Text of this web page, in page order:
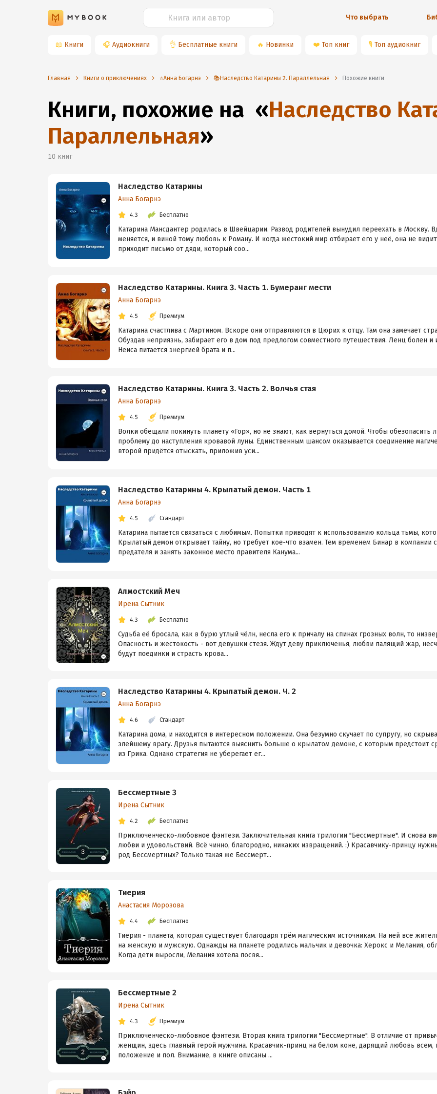
Что выбрать
📖 Книги 🎧 Аудиокниги 👌 Бесплатные книги 🔥 Новинки ❤️ Топ книг 🎙 Топ аудиокниг
Главная Книги о приключениях ⭐️Анна Богарнэ 📚Наследство Катарины 2. Параллельная Похожие книги
Книги, похожие на «Наследство
Параллельная»
10 книг
Наследство Катарины
Анна Богарнэ
4.3 Бесплатно
Катарина Мансдантер родилась в Швейцарии. Развод родителей вынудил переехать в Москву.
меняется, и виной тому любовь к Роману. И когда жестокий мир отбирает его у неё, она не
приходит письмо от дяди, который соо...
Наследство Катарины. Книга 3. Часть 1. Бумеранг мести
Анна Богарнэ
4.5 Премиум
Катарина счастлива с Мартином. Вскоре они отправляются в Цюрих к отцу. Там она замечает
Обуздав неприязнь, забирает его в дом под предлогом совместного путешествия. Ленц болен
Неиса питается энергией брата и п...
Наследство Катарины. Книга 3. Часть 2. Волчья стая
Анна Богарнэ
4.5 Премиум
Волки обещали покинуть планету «Гор», но не знают, как вернуться домой. Чтобы
проблему до наступления кровавой луны. Единственным шансом оказывается соединение
второй придётся отыскать, приложив уси...
Наследство Катарины 4. Крылатый демон. Часть 1
Анна Богарнэ
4.5 Стандарт
Катарина пытается связаться с любимым. Попытки приводят к использованию кольца тьмы,
Крылатый демон открывает тайну, но требует кое-что взамен. Тем временем Бинар в компании
предателя и занять законное место правителя Канума...
Алмостский Меч
Ирена Сытник
4.3 Бесплатно
Судьба её бросала, как в бурю утлый чёлн, несла его к причалу на спинах грозных волн, то
Опасность и жестокость - вот девушки стезя. Ждут деву приключенья, любви палящий жар,
будут поединки и страсть крова...
Наследство Катарины 4. Крылатый демон. Ч. 2
Анна Богарнэ
4.6 Стандарт
Катарина дома, и находится в интересном положении. Она безумно скучает по супругу, но
злейшему врагу. Друзья пытаются выяснить больше о крылатом демоне, с которым предстоит
из Грика. Однако стратегия не уберегает ег...
Бессмертные 3
Ирена Сытник
4.2 Бесплатно
Приключенческо-любовное фэнтези. Заключительная книга трилогии "Бессмертные". И снова
любви и удовольствий. Всё чинно, благородно, никаких извращений. :) Красавчику-принцу
род Бессмертных? Только такая же Бессмерт...
Тиерия
Анастасия Морозова
4.4 Бесплатно
Тиерия - планета, которая существует благодаря трём магическим источникам. На ней все
на женскую и мужскую. Однажды на планете родились мальчик и девочка: Херокс и Мелания,
Когда дети выросли, Мелания хотела посвя...
Бессмертные 2
Ирена Сытник
4.3 Премиум
Приключенческо-любовное фэнтези. Вторая книга трилогии "Бессмертные". В отличие от
женщин, здесь главный герой мужчина. Красавчик-принц на белом коне, дарящий любовь всем,
положение и пол. Внимание, в книге описаны ...